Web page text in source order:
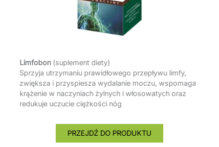
Limfobon (suplement diety)
Sprzyja utrzymaniu prawidłowego przepływu limfy,
zwiększa i przyspiesza wydalanie moczu, wspomaga
krążenie w naczyniach żylnych i włosowatych oraz
redukuje uczucie ciężkości nóg
PRZEJDŹ DO PRODUKTU
Zalety witaminy C Ojca Grzegorza:
L‑askorbinian sodu jest łagodny dla żołądka,
ponieważ nie zakwasza treści żołądkowej.
i hibiskusa.